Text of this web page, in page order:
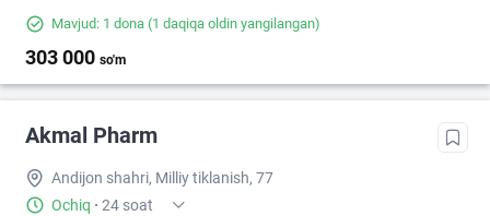
Mavjud: 1 dona (1 daqiqa oldin yangilangan)
303 000 so'm
Akmal Pharm
Andijon shahri, Milliy tiklanish, 77
Ochiq · 24 soat